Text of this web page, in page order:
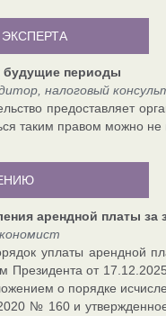
будущие периоды
налоговый
предоставляет
таким правом можно не
арендной платы
уплаты арендной
Президента от
о порядке
№ 160 и